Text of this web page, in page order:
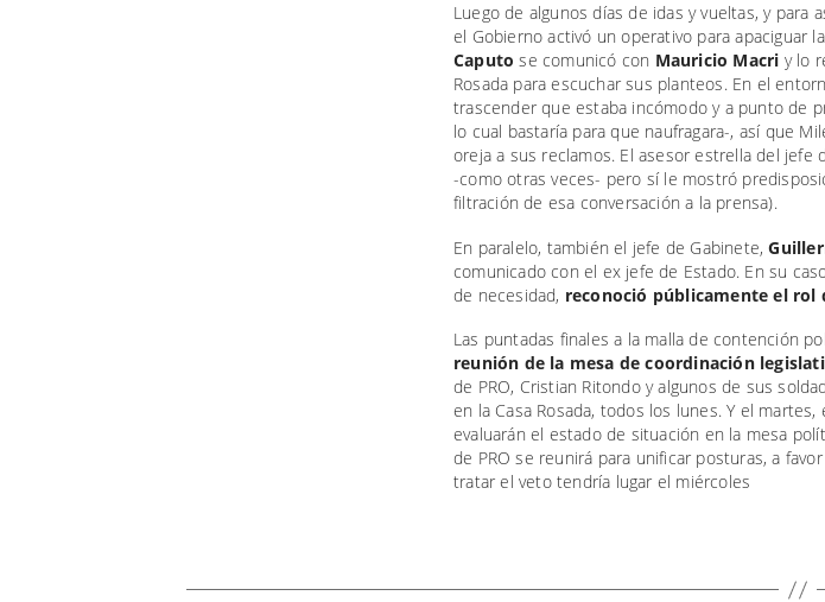
Luego de algunos días de idas y vueltas, y para
el Gobierno activó un operativo para apaciguar
Caputose comunicó con Mauricio Macri y lo
Rosada para escuchar sus planteos. En el
trascender que estaba incómodo y a punto de
lo cual bastaría para que naufragara-, así que
oreja a sus reclamos. El asesor estrella del
-como otras veces- pero sí le mostró
filtración de esa conversación a la prensa).
En paralelo, también el jefe de Gabinete,
comunicado con el ex jefe de Estado. En su
de necesidad, reconoció públicamente el rol
Las puntadas finales a la malla de contención
reunión de la mesa de coordinación
de PRO, Cristian Ritondo y algunos de sus
en la Casa Rosada, todos los lunes. Y el
evaluarán el estado de situación en la mesa
de PRO se reunirá para unificar posturas, a
tratar el veto tendría lugar el miércoles